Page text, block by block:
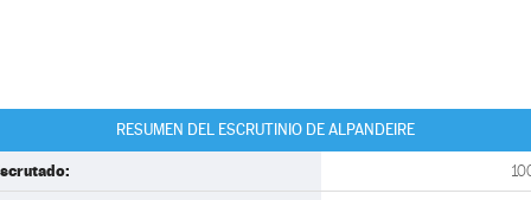
RESUMEN DEL ESCRUTINIO DE ALPANDEIRE